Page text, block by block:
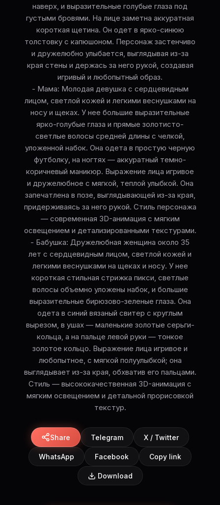
наверх, и выразительные голубые глаза под
густыми бровями. На лице заметна аккуратная
короткая щетина. Он одет в ярко-синюю
толстовку с капюшоном. Персонаж застенчиво
и дружелюбно улыбается, выглядывая из-за
края стены и держась за него рукой, создавая
игривый и любопытный образ.
- Мама: Молодая девушка с сердцевидным
лицом, светлой кожей и легкими веснушками на
носу и щеках. У нее большие выразительные
ярко-голубые глаза и прямые золотисто-
светлые волосы средней длины с челкой,
уложенной набок. Она одета в простую черную
футболку, на ногтях — аккуратный темно-
коричневый маникюр. Выражение лица игривое
и дружелюбное с мягкой, теплой улыбкой. Она
запечатлена в позе, выглядывающей из-за края,
придерживаясь за него рукой. Стиль персонажа
— современная 3D-анимация с мягким
освещением и детализированными текстурами.
- Бабушка: Дружелюбная женщина около 35
лет с сердцевидным лицом, светлой кожей и
легкими веснушками на щеках и носу. У нее
короткая стильная стрижка пикси, светлые
волосы объемно уложены набок, и большие
выразительные бирюзово-зеленые глаза. Она
одета в синий вязаный свитер с круглым
вырезом, в ушах — маленькие золотые серьги-
кольца, а на пальце левой руки — тонкое
золотое кольцо. Выражение лица игривое и
любопытное, с мягкой полуулыбкой; она
выглядывает из-за края, обхватив его пальцами.
Стиль — высококачественная 3D-анимация с
мягким освещением и детальной прорисовкой
текстур.
Share Telegram X / Twitter
WhatsApp Facebook Copy link
Download